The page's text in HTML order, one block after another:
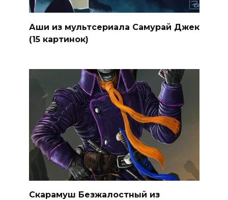
Аши из мультсериала Самурай Джек
(15 картинок)
Скарамуш Безжалостный из